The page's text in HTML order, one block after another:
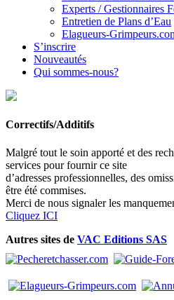
Experts / Gestionnaires
Entretien de Plans d’Eau
Elagueurs-
S’inscrire
Nouveautés
Qui sommes-nous?
Correctifs/Additifs
Malgré tout le soin apporté et des
services pour fournir ce site
d’adresses professionnelles, des
être été commises.
Merci de nous signaler les
Cliquez ICI
Autres sites de VAC Editions SAS